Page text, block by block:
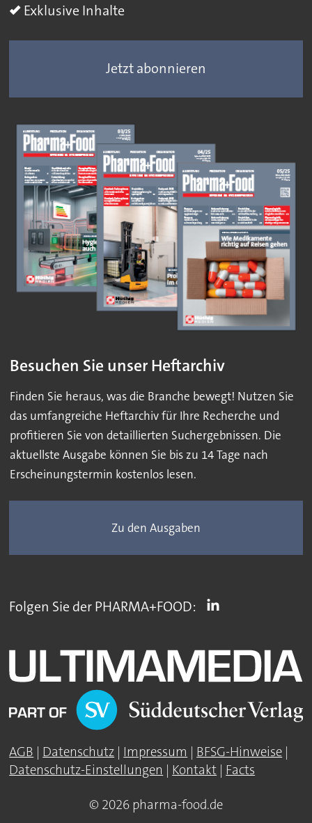
Exklusive Inhalte
Jetzt abonnieren
Besuchen Sie unser Heftarchiv
Finden Sie heraus, was die Branche bewegt! Nutzen Sie
das umfangreiche Heftarchiv für Ihre Recherche und
profitieren Sie von detaillierten Suchergebnissen. Die
aktuellste Ausgabe können Sie bis zu 14 Tage nach
Erscheinungstermin kostenlos lesen.
Zu den Ausgaben
Folgen Sie der PHARMA+FOOD:
AGB | Datenschutz | Impressum | BFSG-Hinweise |
Datenschutz-Einstellungen | Kontakt | Facts
© 2026 pharma-food.de